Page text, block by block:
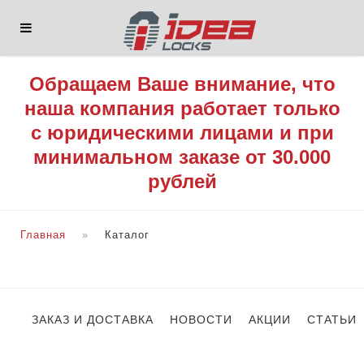
Обращаем Ваше внимание, что
наша компания работает только
с юридическими лицами и при
минимальном заказе от 30.000
рублей
Главная Каталог
ЗАКАЗ И ДОСТАВКА НОВОСТИ АКЦИИ СТАТЬИ